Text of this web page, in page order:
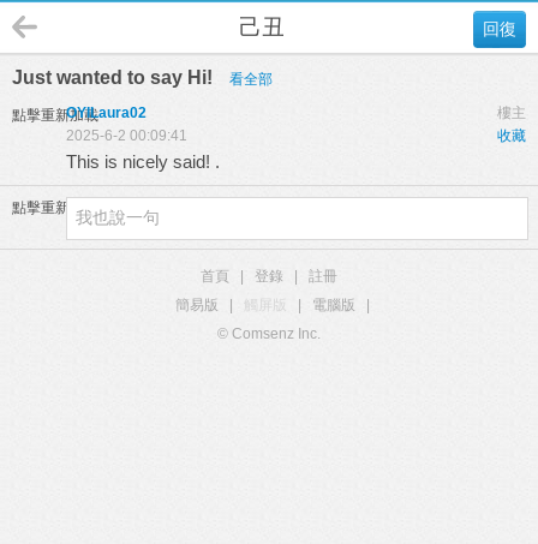
回復
己丑
Just wanted to say Hi! 看全部
點擊重新加載 樓主
OYILaura02
收藏
2025-6-2 00:09:41
This is nicely said! .
點擊重新加載
首頁 登錄
註冊
簡易版
觸屏版 電腦版
© Comsenz Inc.